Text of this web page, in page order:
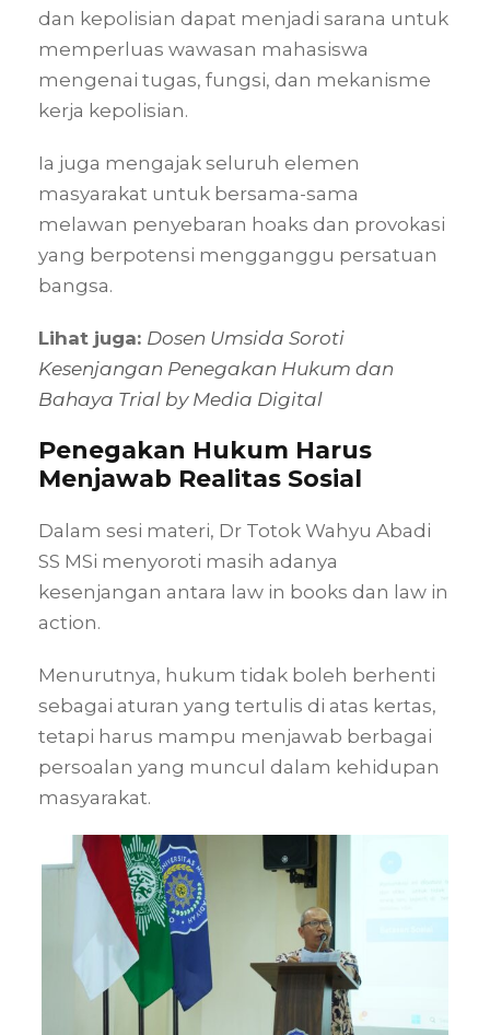
dan kepolisian dapat menjadi sarana untuk
memperluas wawasan mahasiswa
mengenai tugas, fungsi, dan mekanisme
kerja kepolisian.
Ia juga mengajak seluruh elemen
masyarakat untuk bersama-sama
melawan penyebaran hoaks dan provokasi
yang berpotensi mengganggu persatuan
bangsa.
Lihat juga: Dosen Umsida Soroti
Kesenjangan Penegakan Hukum dan
Bahaya Trial by Media Digital
Penegakan Hukum Harus
Menjawab Realitas Sosial
Dalam sesi materi, Dr Totok Wahyu Abadi
SS MSi menyoroti masih adanya
kesenjangan antara law in books dan law in
action.
Menurutnya, hukum tidak boleh berhenti
sebagai aturan yang tertulis di atas kertas,
tetapi harus mampu menjawab berbagai
persoalan yang muncul dalam kehidupan
masyarakat.